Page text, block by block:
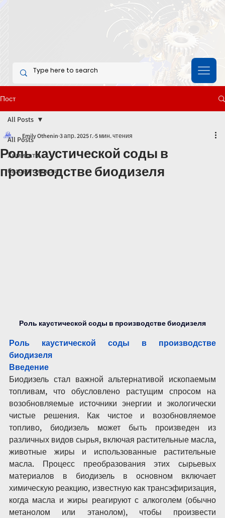
Пост
All Posts
Химикаты
базового масла
All Posts
Роль каустической соды в
производстве биодизеля
Emily Othenin 3 апр. 2025 г. 5 мин. чтения
Роль каустической соды в производстве биодизеля
Роль каустической соды в производстве
биодизеля
Введение
Биодизель стал важной альтернативой ископаемым
топливам, что обусловлено растущим спросом на
возобновляемые источники энергии и экологически
чистые решения. Как чистое и возобновляемое
топливо, биодизель может быть произведен из
различных видов сырья, включая растительные масла,
животные жиры и использованные растительные
масла. Процесс преобразования этих сырьевых
материалов в биодизель в основном включает
химическую реакцию, известную как трансэфиризация,
когда масла и жиры реагируют с алкоголем (обычно
метанолом или этанолом), чтобы произвести